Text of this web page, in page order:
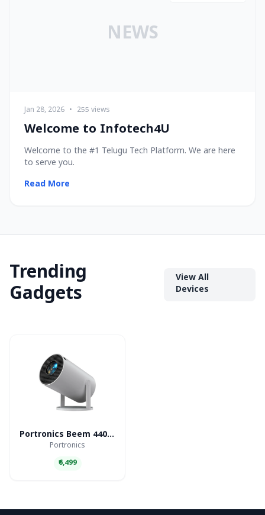
NEWS
Jan 28, 2026 • 255 views
Welcome to Infotech4U
Welcome to the #1 Telugu Tech Platform. We are here
to serve you.
Read More
Trending
Gadgets
View All
Devices
Portronics Beem 440 Smart LED Projector
Portronics
₹6,499